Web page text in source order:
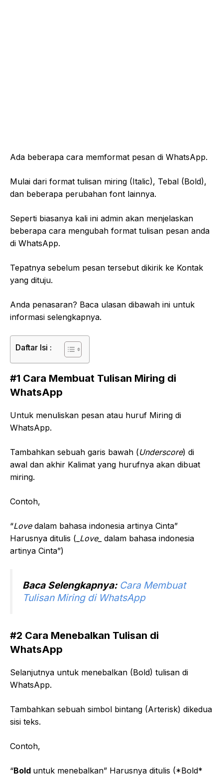
Ada beberapa cara memformat pesan di WhatsApp.
Mulai dari format tulisan miring (Italic), Tebal (Bold),
dan beberapa perubahan font lainnya.
Seperti biasanya kali ini admin akan menjelaskan
beberapa cara mengubah format tulisan pesan anda
di WhatsApp.
Tepatnya sebelum pesan tersebut dikirik ke Kontak
yang dituju.
Anda penasaran? Baca ulasan dibawah ini untuk
informasi selengkapnya.
Daftar Isi :
#1 Cara Membuat Tulisan Miring di
WhatsApp
Untuk menuliskan pesan atau huruf Miring di
WhatsApp.
Tambahkan sebuah garis bawah (Underscore) di
awal dan akhir Kalimat yang hurufnya akan dibuat
miring.
Contoh,
“Love dalam bahasa indonesia artinya Cinta”
Harusnya ditulis (_ Love_ dalam bahasa indonesia
artinya Cinta”)
Baca Selengkapnya: Cara Membuat
Tulisan Miring di WhatsApp
#2 Cara Menebalkan Tulisan di
WhatsApp
Selanjutnya untuk menebalkan (Bold) tulisan di
WhatsApp.
Tambahkan sebuah simbol bintang (Arterisk) dikedua
sisi teks.
Contoh,
“Bold untuk menebalkan” Harusnya ditulis (*Bold*